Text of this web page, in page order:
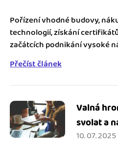
Pořízení vhodné budovy,
technologií, získání
začátcích podnikání vysoké
Přečíst článek
Valná
svolat a
10. 07. 2025